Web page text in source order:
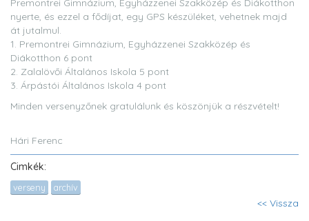
Premontrei Gimnázium, Egyházzenei Szakközép és Diákotthon
nyerte, és ezzel a fődíjat, egy GPS készüléket, vehetnek majd
át jutalmul.
1. Premontrei Gimnázium, Egyházzenei Szakközép és
Diákotthon 6 pont
2. Zalalövői Általános Iskola 5 pont
3. Árpástói Általános Iskola 4 pont
Minden versenyzőnek gratulálunk és köszönjük a részvételt!
Hári Ferenc
Cimkék:
verseny archív
<< Vissza